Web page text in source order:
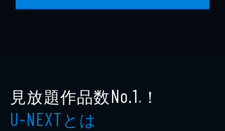
見放題作品数No.1 ※ ！
U-NEXTとは